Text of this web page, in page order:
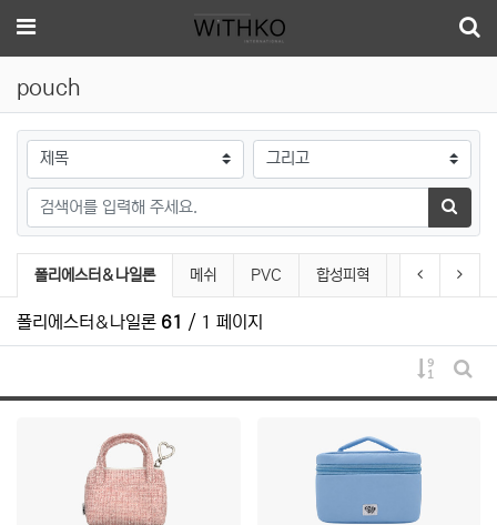
메뉴
pouch
검색대상
검색어
검색하
pouch 분류 목록
현재 분류
폴리에스터＆나일론 메쉬 PVC 합성피혁 벨벳＆스웨이드
이전 분류다음
폴리에스터＆나일론 61 / 1 페이지
게시물
게시